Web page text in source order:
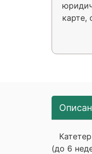
карте,
(до 6